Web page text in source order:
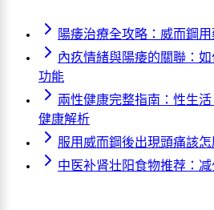
陽痿治療全攻略：威而鋼
內疚情緒與陽痿的關聯：
功能
兩性健康完整指南：性生
健康解析
服用威而鋼後出現頭痛該
中医补肾壮阳食物推荐：